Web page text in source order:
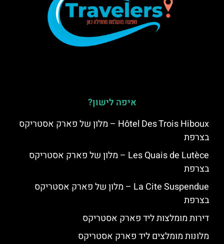
איפה לישון?
Hôtel Des Trois Hiboux – מלון של פארק אסטריקס
בצרפת
Les Quais de Lutèce – מלון של פארק אסטריקס
בצרפת
La Cite Suspendue – מלון של פארק אסטריקס
בצרפת
דירות מומלצות ליד פארק אסטריקס
מלונות מומלצים ליד פארק אסטריקס